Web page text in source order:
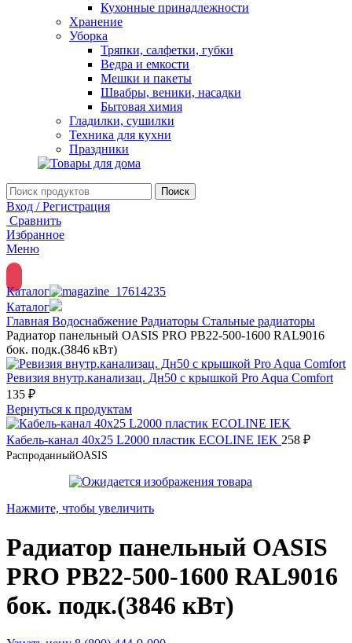
Кухонные принадлежности
Хранение
Уборка
Тряпки, салфетки, губки
Ведра и емкости
Мешки и пакеты
Швабры, веники, насадки
Бытовая химия
Гладилки, сушилки
Техника для кухни
Праздники
Поиск
Вход / Регистрация
Сравнить
Избранное
Меню
Каталог
Каталог
Главная Водоснабжение Радиаторы Стальные радиаторы
Радиатор панельный OASIS PRO PB22-500-1600 RAL9016
бок. подк.(3846 кВт)
Ревизия внутр.канализац. Дн50 с крышкой Pro Aqua Comfort
135 ₽
Вернуться к продуктам
Кабель-канал 40х25 L2000 пластик ECOLINE IEK 258 ₽
РаспроданныйOASIS
Нажмите, чтобы увеличить
Радиатор панельный OASIS
PRO PB22-500-1600 RAL9016
бок. подк.(3846 кВт)